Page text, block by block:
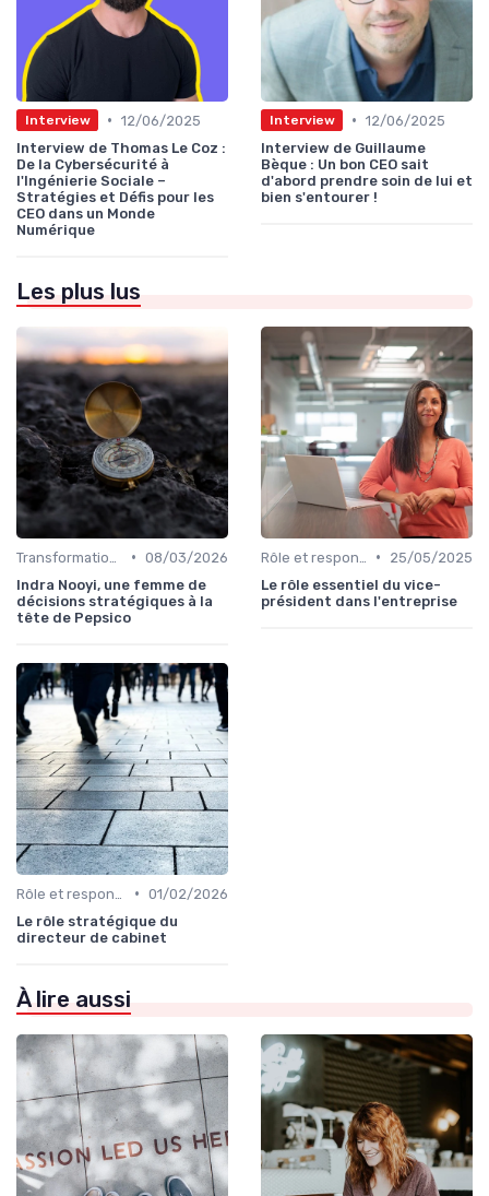
Interview • 12/06/2025
Interview de Thomas Le Coz :
De la Cybersécurité à
l'Ingénierie Sociale –
Stratégies et Défis pour les
CEO dans un Monde
Numérique
Interview • 12/06/2025
Interview de Guillaume
Bèque : Un bon CEO sait
d'abord prendre soin de lui et
bien s'entourer !
Les plus lus
• 08/03/2026
Indra Nooyi, une femme de
décisions stratégiques à la
tête de Pepsico
•
25/05/2025
Le rôle essentiel du vice-
président dans l'entreprise
• 01/02/2026
Le rôle stratégique du
directeur de cabinet
À lire aussi